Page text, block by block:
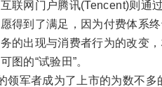
联网门户腾讯(Tencent)则通
得到了满足，因为付费体系
的出现与消费者行为的改变
图的“试验田”。
领军者成为了上市的为数不